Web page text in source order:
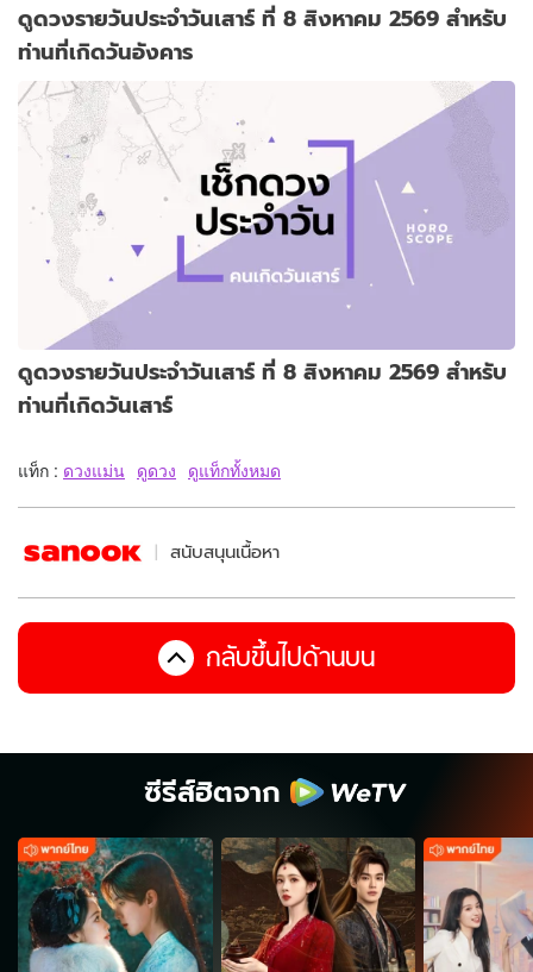
ดูดวงรายวันประจำวันเสาร์ ที่ 8 สิงหาคม 2569 สำหรับ
ท่านที่เกิดวันอังคาร
ดูดวงรายวันประจำวันเสาร์ ที่ 8 สิงหาคม 2569 สำหรับ
ท่านที่เกิดวันเสาร์
แท็ก : ดวงแม่น ดูดวง ดูแท็กทั้งหมด
สนับสนุนเนื้อหา
กลับขึ้นไปด้านบน
ซีรีส์ฮิตจาก